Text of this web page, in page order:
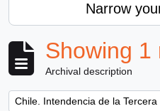
Narrow
Showing 1
Archival description
Remove filter:
Chile. Intendencia de la Tercera